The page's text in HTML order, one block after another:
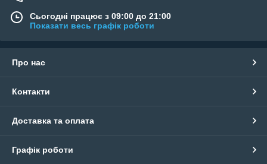
Сьогодні працює з 09:00 до 21:00
Показати весь графік роботи
Про нас
Контакти
Доставка та оплата
Графік роботи